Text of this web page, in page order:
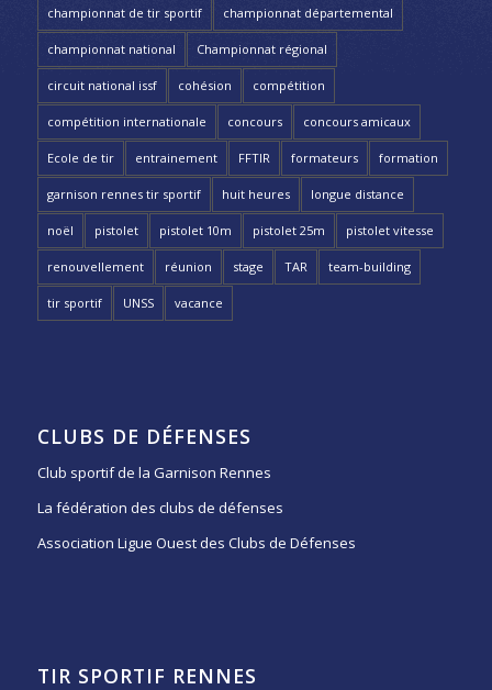
championnat de tir sportif championnat départemental
championnat national Championnat régional
circuit national issf cohésion compétition
compétition internationale concours concours amicaux
Ecole de tir entrainement FFTIR formateurs formation
garnison rennes tir sportif huit heures longue distance
noël pistolet pistolet 10m pistolet 25m pistolet vitesse
renouvellement réunion stage TAR team-building
tir sportif UNSS vacance
CLUBS DE DÉFENSES
Club sportif de la Garnison Rennes
La fédération des clubs de défenses
Association Ligue Ouest des Clubs de Défenses
TIR SPORTIF RENNES